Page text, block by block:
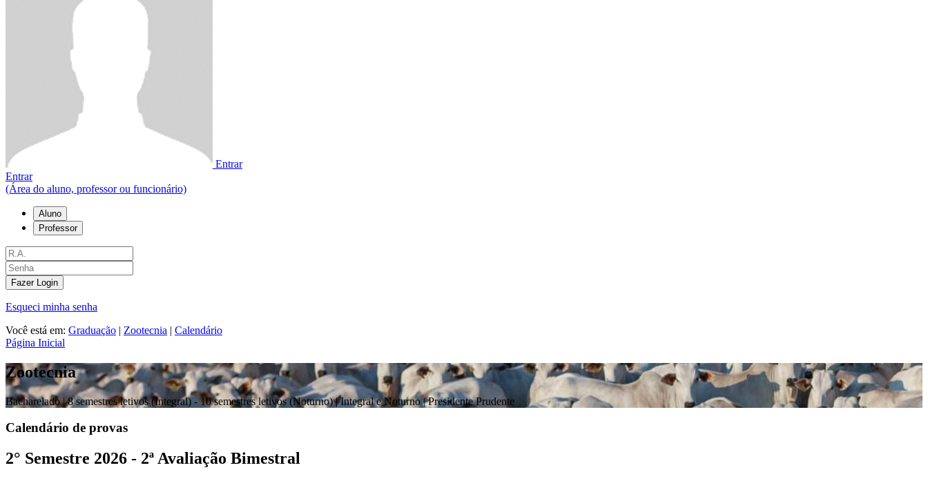
Entrar
Entrar
(Área do aluno, professor ou funcionário)
Aluno
Professor
Fazer Login
Esqueci minha senha
Você está em: Graduação | Zootecnia | Calendário
Página Inicial
Zootecnia
Bacharelado |8 semestres letivos (Integral) - 10 semestres letivos (Noturno) | Integral e Noturno| Presidente Prudente
Calendário de provas
2° Semestre 2026 - 2ª Avaliação Bimestral